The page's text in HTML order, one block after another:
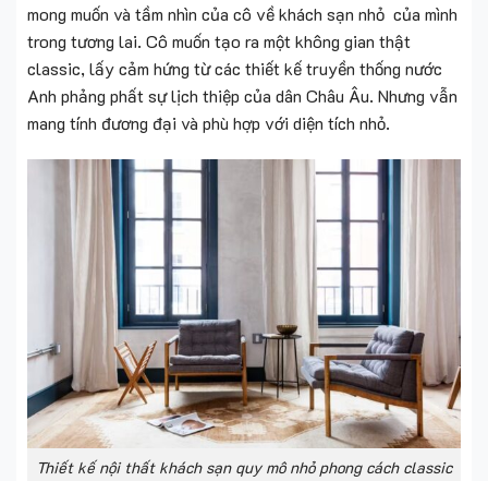
mong muốn và tầm nhìn của cô về khách sạn nhỏ của mình
trong tương lai. Cô muốn tạo ra một không gian thật
classic, lấy cảm hứng từ các thiết kế truyền thống nước
Anh phảng phất sự lịch thiệp của dân Châu Âu. Nhưng vẫn
mang tính đương đại và phù hợp với diện tích nhỏ.
Thiết kế nội thất khách sạn quy mô nhỏ phong cách classic